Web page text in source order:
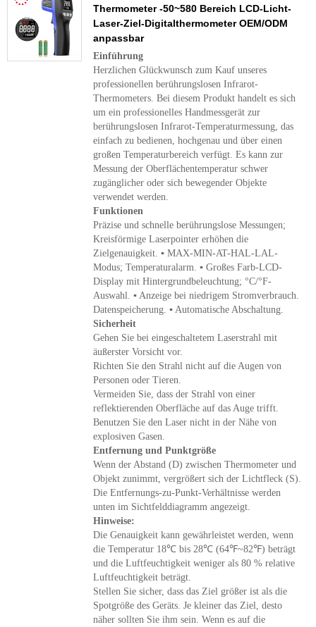
Thermometer -50~580 Bereich LCD-Licht-
Laser-Ziel-Digitalthermometer OEM/ODM
anpassbar
Einführung
Herzlichen Glückwunsch zum Kauf unseres
professionellen berührungslosen Infrarot-
Thermometers. Bei diesem Produkt handelt es sich
um ein professionelles Handmessgerät zur
berührungslosen Infrarot-Temperaturmessung, das
einfach zu bedienen, hochgenau und über einen
großen Temperaturbereich verfügt. Es kann zur
Messung der Oberflächentemperatur schwer
zugänglicher oder sich bewegender Objekte
verwendet werden.
Funktionen
Präzise und schnelle berührungslose Messungen;
Kreisförmige Laserpointer erhöhen die
Zielgenauigkeit. ▪ MAX-MIN-AT-HAL-LAL-
Modus; Temperaturalarm. ▪ Großes Farb-LCD-
Display mit Hintergrundbeleuchtung; °C/°F-
Auswahl. ▪ Anzeige bei niedrigem Stromverbrauch.
Datenspeicherung. ▪ Automatische Abschaltung.
Sicherheit
Gehen Sie bei eingeschaltetem Laserstrahl mit
äußerster Vorsicht vor.
Richten Sie den Strahl nicht auf die Augen von
Personen oder Tieren.
Vermeiden Sie, dass der Strahl von einer
reflektierenden Oberfläche auf das Auge trifft.
Benutzen Sie den Laser nicht in der Nähe von
explosiven Gasen.
Entfernung und Punktgröße
Wenn der Abstand (D) zwischen Thermometer und
Objekt zunimmt, vergrößert sich der Lichtfleck (S).
Die Entfernungs-zu-Punkt-Verhältnisse werden
unten im Sichtfelddiagramm angezeigt.
Hinweise:
Die Genauigkeit kann gewährleistet werden, wenn
die Temperatur 18℃ bis 28℃ (64℉~82℉) beträgt
und die Luftfeuchtigkeit weniger als 80 % relative
Luftfeuchtigkeit beträgt.
Stellen Sie sicher, dass das Ziel größer ist als die
Spotgröße des Geräts. Je kleiner das Ziel, desto
näher sollten Sie ihm sein. Wenn es auf die